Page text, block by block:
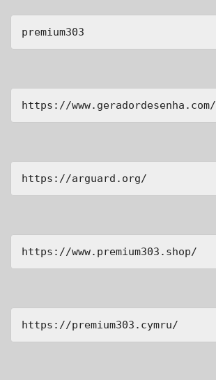
premium303
https://www.geradordesenha.com/
https://arguard.org/
https://www.premium303.shop/
https://premium303.cymru/